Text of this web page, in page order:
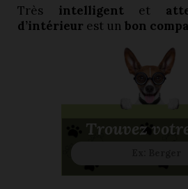
Trouvez
Très intelligentet
d’intérieur est un bon